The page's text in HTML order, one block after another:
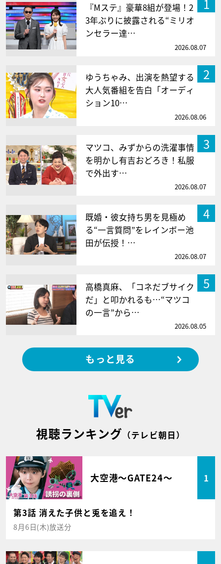
1
『Mステ』豪華8組が登場！2
3年ぶりに披露される“ミリオ
ンセラー達…
2026.08.07
2
ゆうちゃみ、出演を熱望する
大人気番組を告白「オーディ
ション10…
2026.08.06
3
マツコ、みずからの洗濯事情
を明かし有吉おどろき！私服
で外出す…
2026.08.07
4
既婚・彼女持ち男を見極め
る“一言質問”をレインボー池
田が伝授！…
2026.08.07
5
高橋真麻、「コネだブサイク
だ」と叩かれるも…“マツコ
の一言”から…
2026.08.05
もっと見る
視聴ランキング （テレビ朝日）
大空港～GATE24～ 1
第3話 消えた子供と兎を追え！
8月6日(木)放送分